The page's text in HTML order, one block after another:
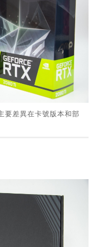
要差異在卡號版本和部